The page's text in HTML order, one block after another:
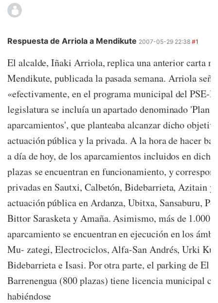
Respuesta de Arriola a Mendikute 2007-05-29 22:38 #1
El alcalde, Iñaki Arriola, replica una anterior carta
Mendikute, publicada la pasada semana. Arriola
«efectivamente, en el programa municipal del PSE-
legislatura se incluía un apartado denominado 'Plan
aparcamientos', que planteaba alcanzar dicho
actuación pública y la privada. A la hora de hacer
a día de hoy, de los aparcamientos incluidos en
plazas se encuentran en funcionamiento, y
privadas en Sautxi, Calbetón, Bidebarrieta, Azitain y
actuación pública en Ardanza, Ubitxa, Sansaburu,
Bittor Sarasketa y Amaña. Asimismo, más de 1.000
aparcamiento se encuentran en ejecución en los
Mu- zategi, Electrociclos, Alfa-San Andrés, Urki
Bidebarrieta e Isasi. Por otra parte, el parking de El
Barrenengua (800 plazas) tiene licencia municipal
habiéndose